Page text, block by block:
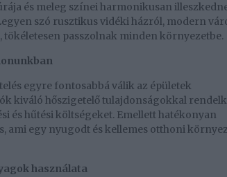
és meleg színei harmonikusan
szó rusztikus vidéki házról, modern
passzolnak minden környezetbe.
egyre fontosabbá válik az épületek
kiváló hőszigetelő tulajdonságokkal
és hűtési költségeket. Emellett hatékonyan
ami egy nyugodt és kellemes otthoni
használata